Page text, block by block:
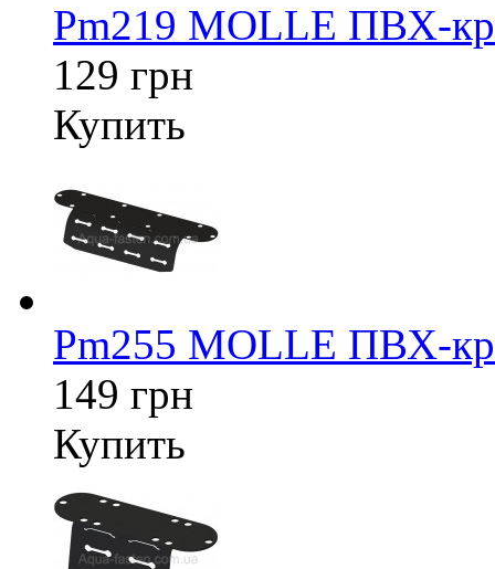
Pm219 MOLLE ПВХ-
129 грн
Купить
Pm255 MOLLE ПВХ-
149 грн
Купить